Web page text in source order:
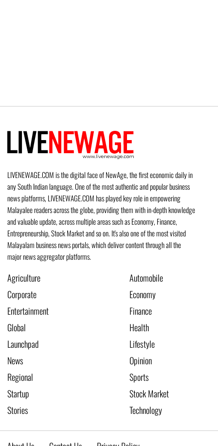
LIVENEWAGE.COM is the digital face of NewAge, the first economic daily in
any South Indian language. One of the most authentic and popular business
news platforms, LIVENEWAGE.COM has played key role in empowering
Malayalee readers across the globe, providing them with in-depth knowledge
and valuable update, across multiple areas such as Economy, Finance,
Entrepreneurship, Stock Market and so on. It's also one of the most visited
Malayalam business news portals, which deliver content through all the
major news aggregator platforms.
Agriculture
Automobile
Corporate
Economy
Entertainment
Finance
Global
Health
Launchpad
Lifestyle
News
Opinion
Regional
Sports
Startup
Stock Market
Stories
Technology